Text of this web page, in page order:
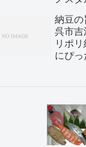
納豆の
呉市吉
リポ
にぴっ